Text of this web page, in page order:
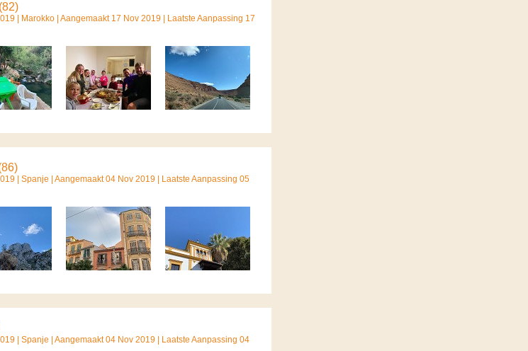
| Marokko | Aangemaakt 17 Nov 2019 | Laatste Aanpassing 17
| Spanje | Aangemaakt 04 Nov 2019 | Laatste Aanpassing 05
| Spanje | Aangemaakt 04 Nov 2019 | Laatste Aanpassing 04